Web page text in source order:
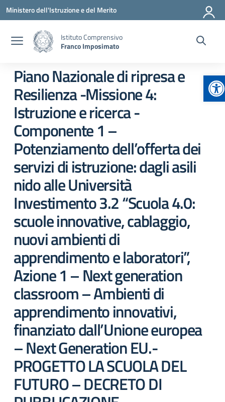
Vai ai contenuti
Vai al menu di navigazione
Vai al footer
Ministero dell'Istruzione e del Merito
Istituto Comprensivo
Franco Imposimato
Piano Nazionale di ripresa e
Resilienza -Missione 4:
Istruzione e ricerca -
Componente 1 –
Potenziamento dell’offerta dei
servizi di istruzione: dagli asili
nido alle Università
Investimento 3.2 “Scuola 4.0:
scuole innovative, cablaggio,
nuovi ambienti di
apprendimento e laboratori”,
Azione 1 – Next generation
classroom – Ambienti di
apprendimento innovativi,
finanziato dall’Unione europea
– Next Generation EU.-
PROGETTO LA SCUOLA DEL
FUTURO – DECRETO DI